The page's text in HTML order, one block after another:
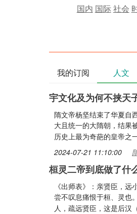
国内 国际社会
我的订阅 人文
宇文化及为何不挟天
隋文帝杨坚结束了华夏自
大且统一的大隋朝，结果
历史上最为奇葩的皇帝之
2024-07-21 11:10:00
桓灵二帝到底做了什
《出师表》：亲贤臣，
尝不叹息痛恨于桓、灵也
人，疏远贤臣，这是后汉